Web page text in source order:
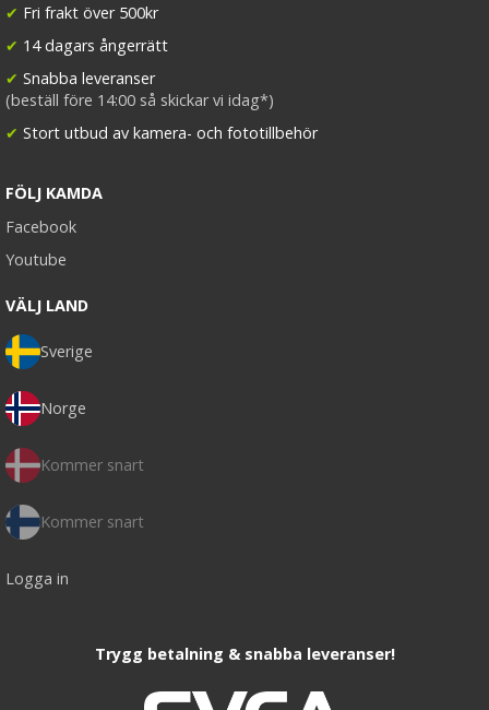
✔ Fri frakt över 500kr
✔ 14 dagars ångerrätt
✔ Snabba leveranser
(beställ före 14:00 så skickar vi idag*)
✔ Stort utbud av kamera- och fototillbehör
FÖLJ KAMDA
Facebook
Youtube
VÄLJ LAND
Sverige
Norge
Kommer snart
Kommer snart
Logga in
Trygg betalning & snabba leveranser!